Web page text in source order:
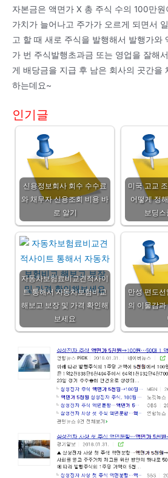
자본금은 액면가 X 총 주식 수의 100만
가치가 늘어나고 주가가 오르게 되면서
고 할 때 새로 주식을 발행해서 발행가와
가 번 주식발행초과금 또는 영업을 잘해
게 배당금을 지급 후 남은 회사의 곳간을
하는데요~
인기글
신용정보회사 회수 수수료
와 채무자 신용조회 비용 바
로 알기
미국 고교
어떻게 정
보딩
자동차보험료비교견적사이
트 통해서 자동차보험비교
해보고 보장 및 가격 확인해
보세요
만성 편도
의 이물감